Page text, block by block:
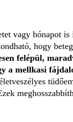
vagy hónapot
hogy
felépül,
a mellkasi